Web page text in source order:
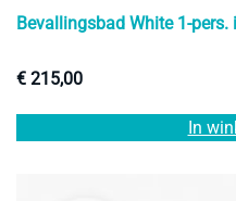
Bevallingsbad White 1-
€ 215,00
In